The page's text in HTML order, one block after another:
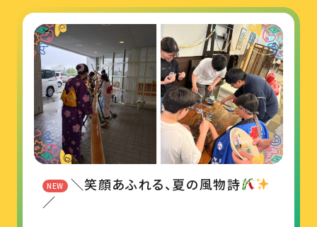
NEW
＼笑顔あふれる、夏の風物詩
／